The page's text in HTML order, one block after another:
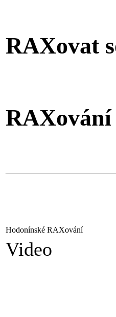
RAXovat
Hodonínské RAXování
Video